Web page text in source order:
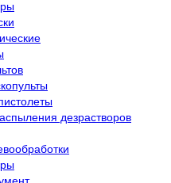
дезрастворов